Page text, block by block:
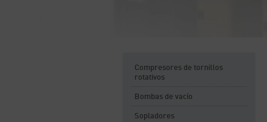
Compresores de tornillos
rotativos
Bombas de vacío
Sopladores